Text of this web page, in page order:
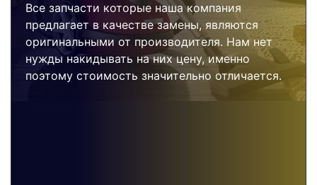
Все запчасти которые наша компания
предлагает в качестве замены, являются
оригинальными от производителя. Нам нет
нужды накидывать на них цену, именно
поэтому стоимость значительно отличается.